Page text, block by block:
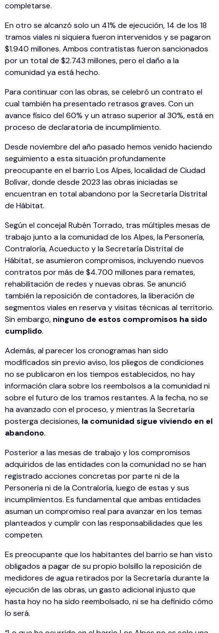
completarse.
En otro se alcanzó solo un 41% de ejecución, 14 de los 18
tramos viales ni siquiera fueron intervenidos y se pagaron
$1.940 millones. Ambos contratistas fueron sancionados
por un total de $2.743 millones, pero el daño a la
comunidad ya está hecho.
Para continuar con las obras, se celebró un contrato el
cual también ha presentado retrasos graves. Con un
avance físico del 60% y un atraso superior al 30%, está en
proceso de declaratoria de incumplimiento.
Desde noviembre del año pasado hemos venido haciendo
seguimiento a esta situación profundamente
preocupante en el barrio Los Alpes, localidad de Ciudad
Bolívar, donde desde 2023 las obras iniciadas se
encuentran en total abandono por la Secretaría Distrital
de Hábitat.
Según el concejal Rubén Torrado, tras múltiples mesas de
trabajo junto a la comunidad de los Alpes, la Personería,
Contraloría, Acueducto y la Secretaría Distrital de
Hábitat, se asumieron compromisos, incluyendo nuevos
contratos por más de $4.700 millones para remates,
rehabilitación de redes y nuevas obras. Se anunció
también la reposición de contadores, la liberación de
segmentos viales en reserva y visitas técnicas al territorio.
Sin embargo, ninguno de estos compromisos ha sido
cumplido.
Además, al parecer los cronogramas han sido
modificados sin previo aviso, los pliegos de condiciones
no se publicaron en los tiempos establecidos, no hay
información clara sobre los reembolsos a la comunidad ni
sobre el futuro de los tramos restantes. A la fecha, no se
ha avanzado con el proceso, y mientras la Secretaría
posterga decisiones, la comunidad sigue viviendo en el
abandono.
Posterior a las mesas de trabajo y los compromisos
adquiridos de las entidades con la comunidad no se han
registrado acciones concretas por parte ni de la
Personería ni de la Contraloría, luego de estas y sus
incumplimientos. Es fundamental que ambas entidades
asuman un compromiso real para avanzar en los temas
planteados y cumplir con las responsabilidades que les
competen.
Es preocupante que los habitantes del barrio se han visto
obligados a pagar de su propio bolsillo la reposición de
medidores de agua retirados por la Secretaría durante la
ejecución de las obras, un gasto adicional injusto que
hasta hoy no ha sido reembolsado, ni se ha definido cómo
lo será.